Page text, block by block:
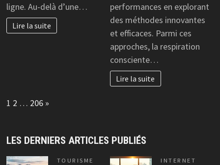
ligne. Au-delà d’une…
Lire la suite
performances en explorant
des méthodes innovantes
et efficaces. Parmi ces
approches, la respiration
consciente…
Lire la suite
Page:
1 2 … 206 Next
»
LES DERNIERS ARTICLES PUBLIÉS
TOURISME
INTERNET